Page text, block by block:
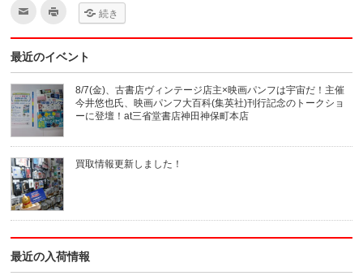
ク
し
て
達
へ
メ
ー
ル
で
送
信
(新
し
い
ウ
ィ
ン
ド
ウ
開
き
ま
す)
ク
て
刷
(新
し
い
ウ
ィ
ン
ド
ウ
で
開
き
ま
す)
続き
最近のイベント
8/7(金)、古書店ヴィンテージ店主×映画パンフは宇宙だ！主催
今井悠也氏、映画パンフ大百科(集英社)刊行記念のトークショ
ーに登壇！at三省堂書店神田神保町本店
買取情報更新しました！
最近の入荷情報